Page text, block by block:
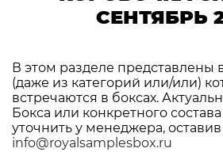
СЕНТЯБРЬ
В этом разделе представлены
(даже из категорий или/или)
встречаются в боксах.
Бокса или конкретного
уточнить у менеджера,
info@royalsamplesbox.ru